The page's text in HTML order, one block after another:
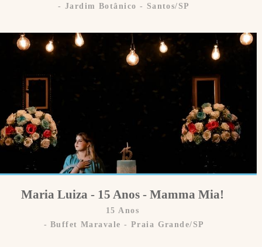
Jardim Botânico - Santos/SP
Maria Luiza - 15 Anos - Mamma Mia!
15 Anos
Buffet Maravale - Praia Grande/SP